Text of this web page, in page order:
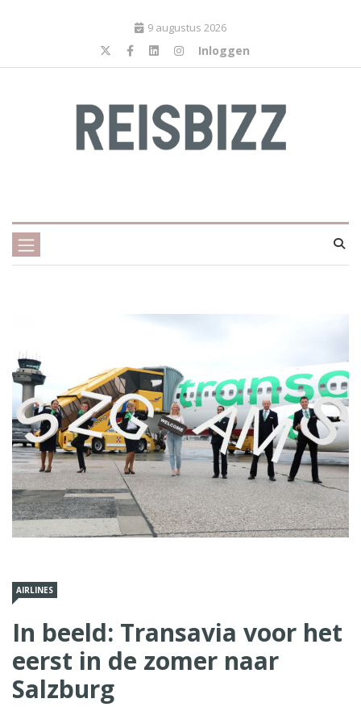
9 augustus 2026
Inloggen
AIRLINES
In beeld: Transavia voor het
eerst in de zomer naar
Salzburg